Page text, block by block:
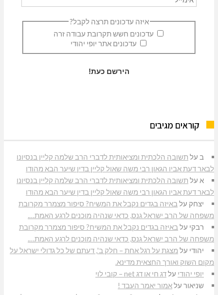
איזה עדכונים תרצה לקבל?
עדכונים חשש תקרובת עבודה זרה
עדכונים אתר יופי יהודי
קוראים מגיבים
עלתשובה הלכתית ומציאותית לדברי הרב שלמה קליין בנסיונו
לבאר דעת אביו הגאון רבי משה שאול קליין בדין שיער הבא מהודו
אעלתשובה הלכתית ומציאותית לדברי הרב שלמה קליין בנסיונו
לבאר דעת אביו הגאון רבי משה שאול קליין בדין שיער הבא מהודו
יצחקעלבאיזה בגדים נקבל את המשיח? סיפור מצמרר מקרובת
משפחה של הרב ישראל גנס, כדאי שנהיה מוכנים לרגע האמת….
רבקיעלבאיזה בגדים נקבל את המשיח? סיפור מצמרר מקרובת
משפחה של הרב ישראל גנס, כדאי שנהיה מוכנים לרגע האמת….
יהודיעלמצגת על רגל אחת – חלק ב', דעתם של כל גדולי ישראל על
מקום השוק ואורך החצאית מדינא.
יופי יהודיעלדג חי או דג net – קובי לוי
שניאורעלאמור יאמר העבד !